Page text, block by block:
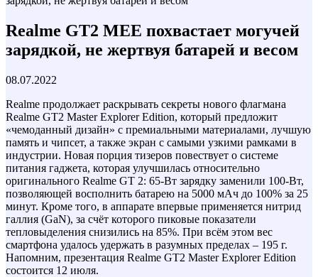
Realme GT2 MEE похвастает могучей
зарядкой, не жертвуя батарей и весом
08.07.2022
Realme продолжает раскрывать секреты нового флагмана
Realme GT2 Master Explorer Edition, который предложит
«чемоданный дизайн» с премиальными материалами, лучшую
память и чипсет, а также экран с самыми узкими рамками в
индустрии. Новая порция тизеров повествует о системе
питания гаджета, которая улучшилась относительно
оригинального Realme GT 2: 65-Вт зарядку заменили 100-Вт,
позволяющей восполнить батарею на 5000 мАч до 100% за 25
минут. Кроме того, в аппарате впервые применяется нитрид
галлия (GaN), за счёт которого пиковые показатели
тепловыделения снизились на 85%. При всём этом вес
смартфона удалось удержать в разумных пределах – 195 г.
Напомним, презентация Realme GT2 Master Explorer Edition
состоится 12 июля.